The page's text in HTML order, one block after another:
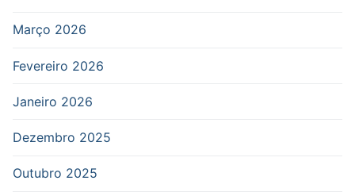
Março 2026
Fevereiro 2026
Janeiro 2026
Dezembro 2025
Outubro 2025